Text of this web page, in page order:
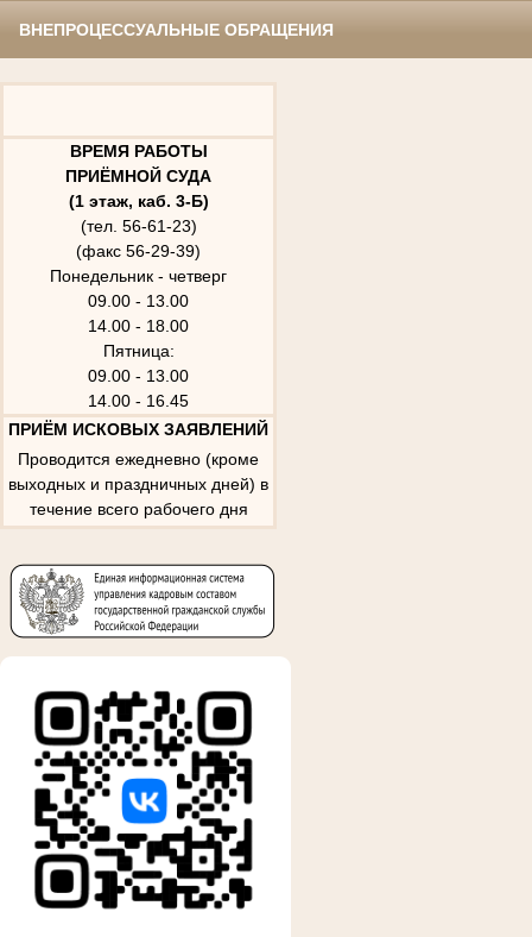
ВНЕПРОЦЕССУАЛЬНЫЕ ОБРАЩЕНИЯ
ВРЕМЯ РАБОТЫ
ПРИЁМНОЙ СУДА
(1 этаж, каб. 3-Б)
(тел. 56-61-23)
(факс 56-29-39)
Понедельник - четверг
09.00 - 13.00
14.00 - 18.00
Пятница:
09.00 - 13.00
14.00 - 16.45
ПРИЁМ ИСКОВЫХ ЗАЯВЛЕНИЙ
Проводится ежедневно (кроме
выходных и праздничных дней) в
течение всего рабочего дня